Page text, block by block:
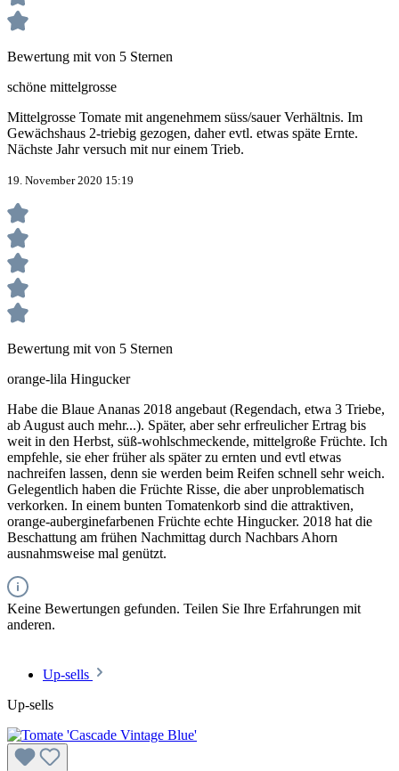
Bewertung mit von 5 Sternen
schöne mittelgrosse
Mittelgrosse Tomate mit angenehmem süss/sauer Verhältnis. Im
Gewächshaus 2-triebig gezogen, daher evtl. etwas späte Ernte.
Nächste Jahr versuch mit nur einem Trieb.
19. November 2020 15:19
Bewertung mit von 5 Sternen
orange-lila Hingucker
Habe die Blaue Ananas 2018 angebaut (Regendach, etwa 3 Triebe,
ab August auch mehr...). Später, aber sehr erfreulicher Ertrag bis
weit in den Herbst, süß-wohlschmeckende, mittelgroße Früchte. Ich
empfehle, sie eher früher als später zu ernten und evtl etwas
nachreifen lassen, denn sie werden beim Reifen schnell sehr weich.
Gelegentlich haben die Früchte Risse, die aber unproblematisch
verkorken. In einem bunten Tomatenkorb sind die attraktiven,
orange-auberginefarbenen Früchte echte Hingucker. 2018 hat die
Beschattung am frühen Nachmittag durch Nachbars Ahorn
ausnahmsweise mal genützt.
Keine Bewertungen gefunden. Teilen Sie Ihre Erfahrungen mit
anderen.
Up-sells
Up-sells